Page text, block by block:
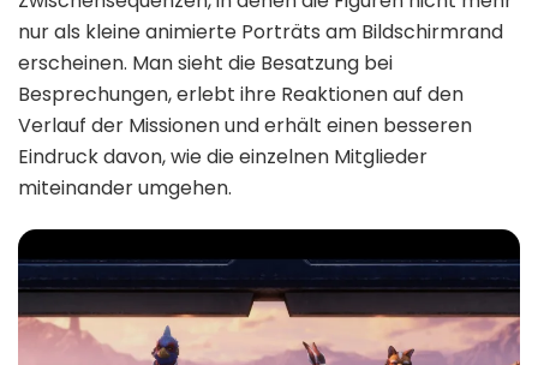
nur als kleine animierte Porträts am Bildschirmrand
erscheinen. Man sieht die Besatzung bei
Besprechungen, erlebt ihre Reaktionen auf den
Verlauf der Missionen und erhält einen besseren
Eindruck davon, wie die einzelnen Mitglieder
miteinander umgehen.